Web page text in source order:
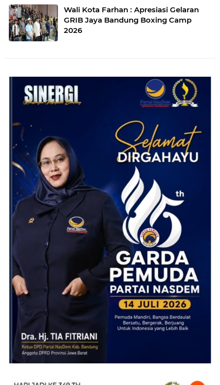
Wali Kota Farhan : Apresiasi Gelaran
GRIB Jaya Bandung Boxing Camp
2026